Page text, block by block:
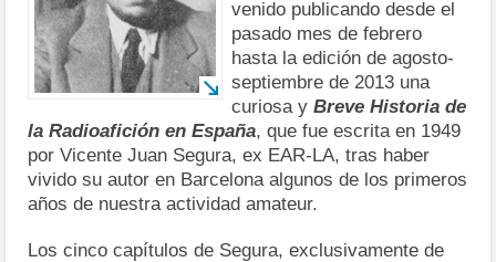
venido publicando desde el
pasado mes de febrero
hasta la edición de agosto-
septiembre de 2013 una
curiosa yBreve Historia de
la Radioafición en España, que fue escrita en 1949
por Vicente Juan Segura, ex EAR-LA, tras haber
vivido su autor en Barcelona algunos de los primeros
años de nuestra actividad amateur.
Los cinco capítulos de Segura, exclusivamente de